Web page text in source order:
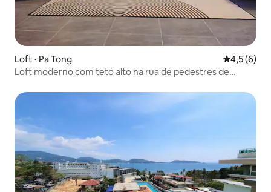
Loft ⋅ Pa Tong 4,5 de
4,5 (6)
Loft moderno com teto alto na rua de pedestres de